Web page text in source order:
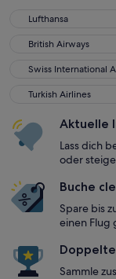
Lufthansa
Lufthansa
British Airways
British Airways
Swiss International
Swiss International
Turkish Airlines
Turkish Airlines
Aktuelle
Lass dich
oder
Buche
Spare bis
einen Flug
Sammle